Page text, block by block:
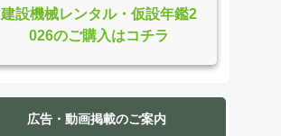
建設機械レンタル・仮設年鑑2
026のご購入はコチラ
広告・動画掲載のご案内